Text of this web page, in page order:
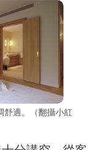
舒適。（翻攝小紅